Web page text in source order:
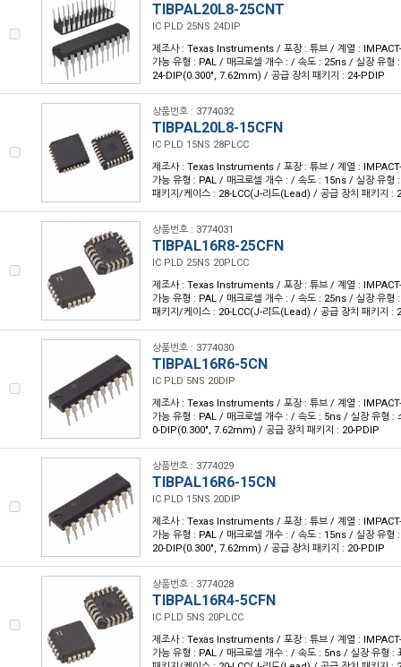
TIBPAL20L8-25CNT
IC PLD 25NS 24DIP
제조사 : Texas Instruments / 포장 : 튜브 / 계열 :
가능 유형 : PAL / 매크로셀 개수 : / 속도 : 25ns / 실장 유형
24-DIP(0.300", 7.62mm) / 공급 장치 패키지 : 24-PDIP
상품번호 : 3774032
TIBPAL20L8-15CFN
IC PLD 15NS 28PLCC
제조사 : Texas Instruments / 포장 : 튜브 / 계열 :
가능 유형 : PAL / 매크로셀 개수 : / 속도 : 15ns / 실장 유형
패키지/케이스 : 28-LCC(J-리드(Lead) / 공급 장치 패키지 :
상품번호 : 3774031
TIBPAL16R8-25CFN
IC PLD 25NS 20PLCC
제조사 : Texas Instruments / 포장 : 튜브 / 계열 :
가능 유형 : PAL / 매크로셀 개수 : / 속도 : 25ns / 실장 유형
패키지/케이스 : 20-LCC(J-리드(Lead) / 공급 장치 패키지 :
상품번호 : 3774030
TIBPAL16R6-5CN
IC PLD 5NS 20DIP
제조사 : Texas Instruments / 포장 : 튜브 / 계열 :
가능 유형 : PAL / 매크로셀 개수 : / 속도 : 5ns / 실장 유형 :
0-DIP(0.300", 7.62mm) / 공급 장치 패키지 : 20-PDIP
상품번호 : 3774029
TIBPAL16R6-15CN
IC PLD 15NS 20DIP
제조사 : Texas Instruments / 포장 : 튜브 / 계열 :
가능 유형 : PAL / 매크로셀 개수 : / 속도 : 15ns / 실장 유형
20-DIP(0.300", 7.62mm) / 공급 장치 패키지 : 20-PDIP
상품번호 : 3774028
TIBPAL16R4-5CFN
IC PLD 5NS 20PLCC
제조사 : Texas Instruments / 포장 : 튜브 / 계열 :
가능 유형 : PAL / 매크로셀 개수 : / 속도 : 5ns / 실장 유형 :